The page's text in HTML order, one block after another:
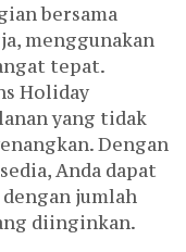
bersama
menggunakan
tepat.
Holiday
yang tidak
Dengan
Anda dapat
jumlah
diinginkan.